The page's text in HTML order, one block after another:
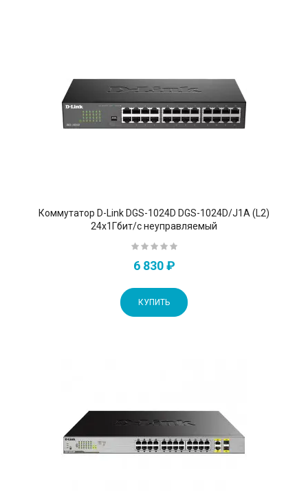
Коммутатор D-Link DGS-1024D DGS-1024D/J1A (L2)
24x1Гбит/с неуправляемый
6 830 ₽
КУПИТЬ